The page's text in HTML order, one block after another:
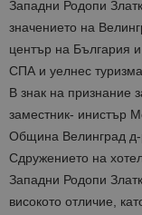
Западни Родопи
значението на
център на България
СПА и уелнес
В знак на признание
заместник- инистър
Община Велинград д-
Сдружението на
Западни Родопи
високото отличие,